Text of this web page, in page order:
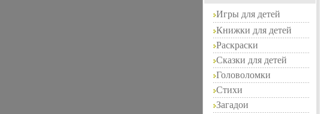
Игры для детей
Книжки для детей
Раскраски
Сказки для детей
Головоломки
Стихи
Загадои